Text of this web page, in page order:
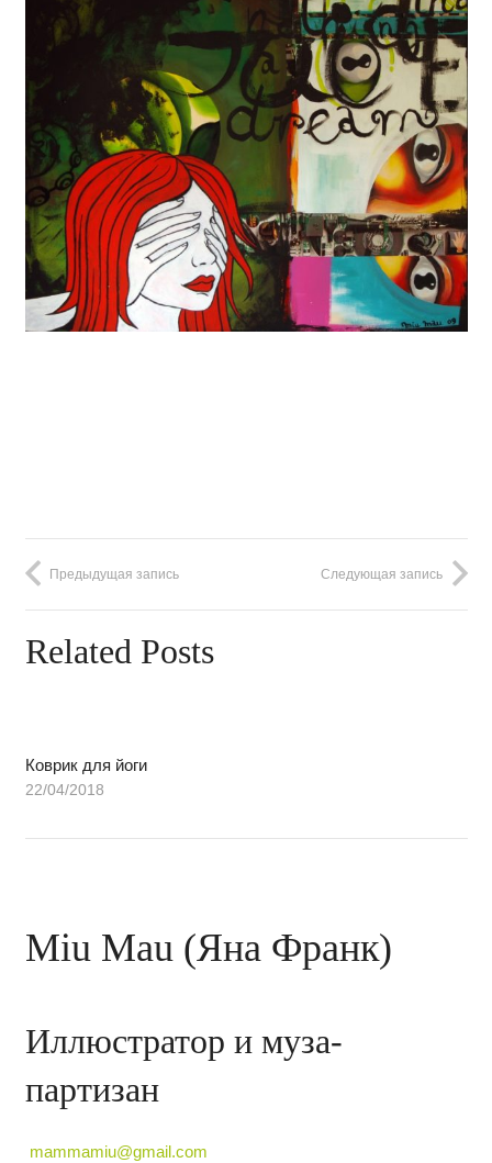
Предыдущая запись Следующая запись
Related Posts
Коврик для йоги
22/04/2018
Miu Mau (Яна Франк)
Иллюстратор и муза-
партизан
mammamiu@gmail.com